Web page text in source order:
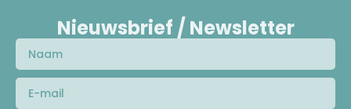
Nieuwsbrief / Newsletter